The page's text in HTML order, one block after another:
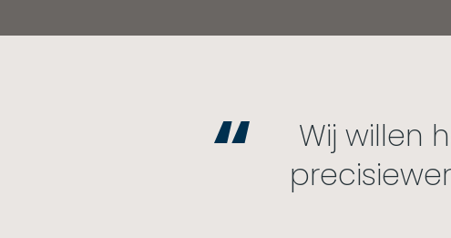
Wij willen